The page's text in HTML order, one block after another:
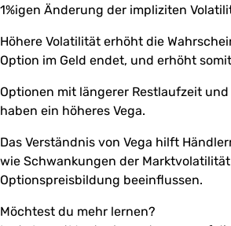
1%igen Änderung der impliziten
Höhere Volatilität erhöht die
Option im Geld endet, und erhöht
Optionen mit längerer Restlaufzeit und
haben ein höheres Vega.
Das Verständnis von Vega hilft
wie Schwankungen der
Optionspreisbildung beeinflussen.
Möchtest du mehr lernen?